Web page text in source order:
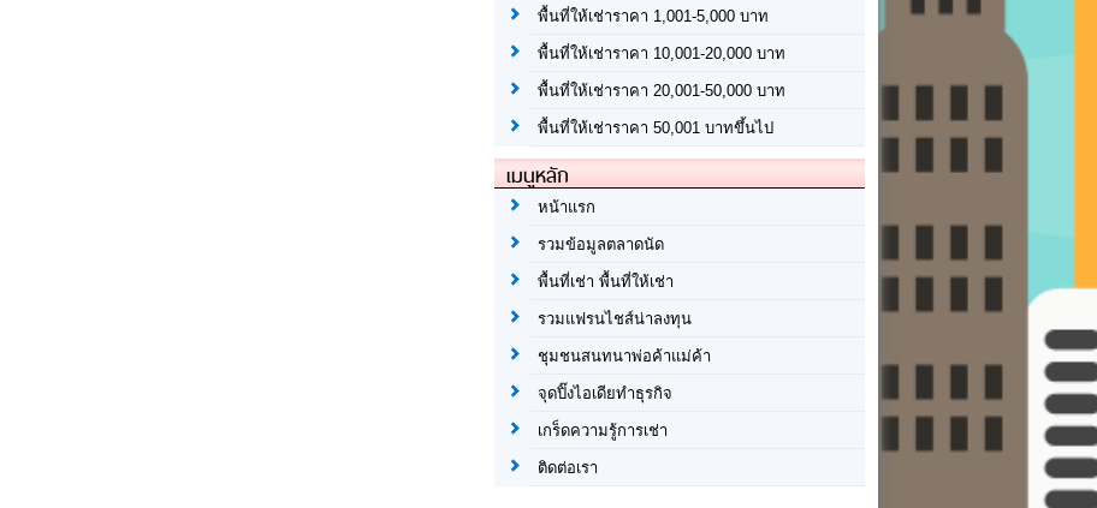
พื้นที่ให้เช่าราคา 1,001-5,000 บาท
พื้นที่ให้เช่าราคา 10,001-20,000 บาท
พื้นที่ให้เช่าราคา 20,001-50,000 บาท
พื้นที่ให้เช่าราคา 50,001 บาทขึ้นไป
เมนูหลัก
หน้าแรก
รวมข้อมูลตลาดนัด
พื้นที่เช่า พื้นที่ให้เช่า
รวมแฟรนไชส์น่าลงทุน
ชุมชนสนทนาพ่อค้าแม่ค้า
จุดปิ๊งไอเดียทำธุรกิจ
เกร็ดความรู้การเช่า
ติดต่อเรา